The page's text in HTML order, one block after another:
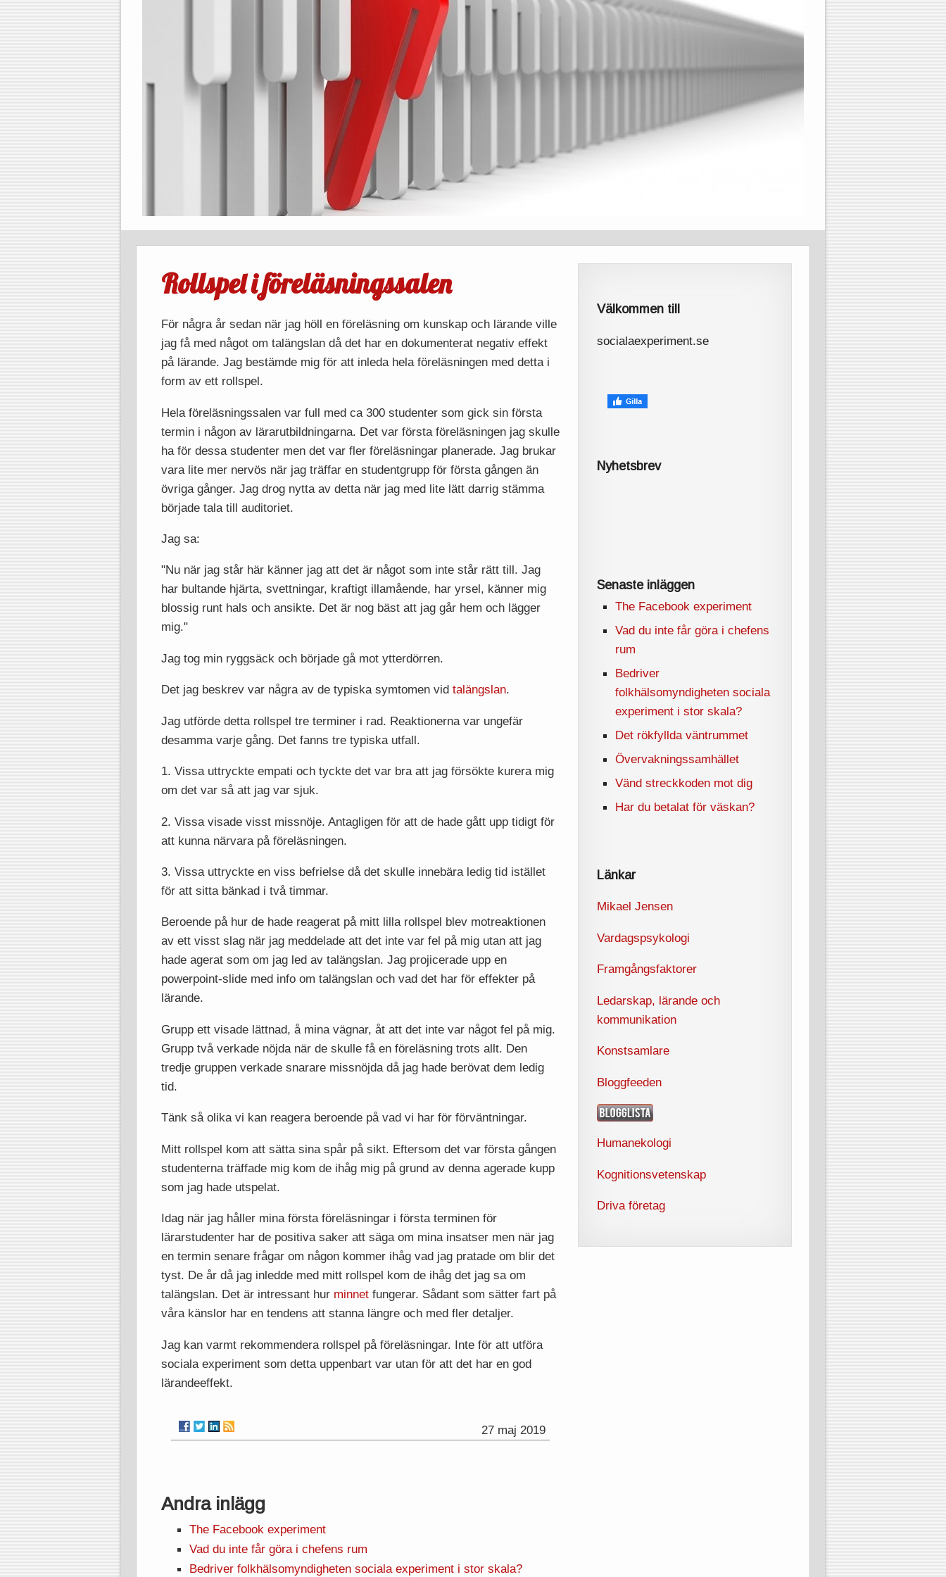
Rollspel i föreläsningssalen
För några år sedan när jag höll en föreläsning om kunskap och lärande ville
jag få med något om talängslan då det har en dokumenterat negativ effekt
på lärande. Jag bestämde mig för att inleda hela föreläsningen med detta i
form av ett rollspel.
Hela föreläsningssalen var full med ca 300 studenter som gick sin första
termin i någon av lärarutbildningarna. Det var första föreläsningen jag skulle
ha för dessa studenter men det var fler föreläsningar planerade. Jag brukar
vara lite mer nervös när jag träffar en studentgrupp för första gången än
övriga gånger. Jag drog nytta av detta när jag med lite lätt darrig stämma
började tala till auditoriet.
Jag sa:
"Nu när jag står här känner jag att det är något som inte står rätt till. Jag
har bultande hjärta, svettningar, kraftigt illamående, har yrsel, känner mig
blossig runt hals och ansikte. Det är nog bäst att jag går hem och lägger
mig."
Jag tog min ryggsäck och började gå mot ytterdörren.
Det jag beskrev var några av de typiska symtomen vidtalängslan.
Jag utförde detta rollspel tre terminer i rad. Reaktionerna var ungefär
desamma varje gång. Det fanns tre typiska utfall.
1. Vissa uttryckte empati och tyckte det var bra att jag försökte kurera mig
om det var så att jag var sjuk.
2. Vissa visade visst missnöje. Antagligen för att de hade gått upp tidigt för
att kunna närvara på föreläsningen.
3. Vissa uttryckte en viss befrielse då det skulle innebära ledig tid istället
för att sitta bänkad i två timmar.
Beroende på hur de hade reagerat på mitt lilla rollspel blev motreaktionen
av ett visst slag när jag meddelade att det inte var fel på mig utan att jag
hade agerat som om jag led av talängslan. Jag projicerade upp en
powerpoint-slide med info om talängslan och vad det har för effekter på
lärande.
Grupp ett visade lättnad, å mina vägnar, åt att det inte var något fel på mig.
Grupp två verkade nöjda när de skulle få en föreläsning trots allt. Den
tredje gruppen verkade snarare missnöjda då jag hade berövat dem ledig
tid.
Tänk så olika vi kan reagera beroende på vad vi har för förväntningar.
Mitt rollspel kom att sätta sina spår på sikt. Eftersom det var första gången
studenterna träffade mig kom de ihåg mig på grund av denna agerade kupp
som jag hade utspelat.
Idag när jag håller mina första föreläsningar i första terminen för
lärarstudenter har de positiva saker att säga om mina insatser men när jag
en termin senare frågar om någon kommer ihåg vad jag pratade om blir det
tyst. De år då jag inledde med mitt rollspel kom de ihåg det jag sa om
talängslan. Det är intressant hur minnet fungerar. Sådant som sätter fart på
våra känslor har en tendens att stanna längre och med fler detaljer.
Jag kan varmt rekommendera rollspel på föreläsningar. Inte för att utföra
sociala experiment som detta uppenbart var utan för att det har en god
lärandeeffekt.
27 maj 2019
Andra inlägg
The Facebook experiment
Vad du inte får göra i chefens rum
Bedriver folkhälsomyndigheten sociala experiment i stor skala?
Välkommen till
socialaexperiment.se
Nyhetsbrev
Senaste inläggen
The Facebook experiment
Vad du inte får göra i chefens
rum
Bedriver
folkhälsomyndigheten sociala
experiment i stor skala?
Det rökfyllda väntrummet
Övervakningssamhället
Vänd streckkoden mot dig
Har du betalat för väskan?
Länkar
Mikael Jensen
Vardagspsykologi
Framgångsfaktorer
Ledarskap, lärande och
kommunikation
Konstsamlare
Bloggfeeden
Humanekologi
Kognitionsvetenskap
Driva företag